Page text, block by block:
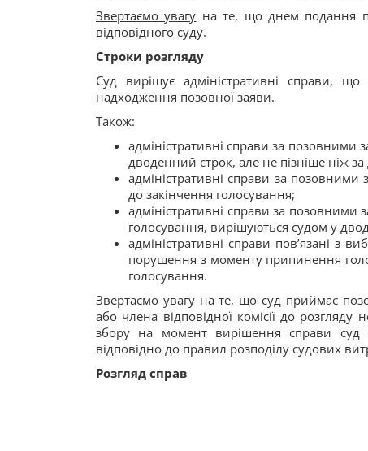
Звертаємо увагу на те, що днем подання
відповідного суду.
Строки розгляду
Суд вирішує адміністративні справи,
надходження позовної заяви.
Також:
адміністративні справи за
дводенний строк, але не пізніше ніж
адміністративні справи за
до закінчення голосування;
адміністративні справи за
голосування, вирішуються судом у
адміністративні справи пов’язані з
порушення з моменту припинення
голосування.
Звертаємо увагуна те, що суд приймає
або члена відповідної комісії до
збору на момент вирішення справи суд
відповідно до правил розподілу судових
Розгляд справ